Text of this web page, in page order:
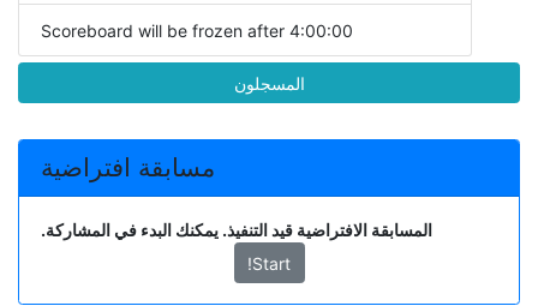
Scoreboard will be frozen after 4:00:00
المسجلون
مسابقة افتراضية
المسابقة الافتراضية قيد التنفيذ. يمكنك البدء في المشاركة.
Start!